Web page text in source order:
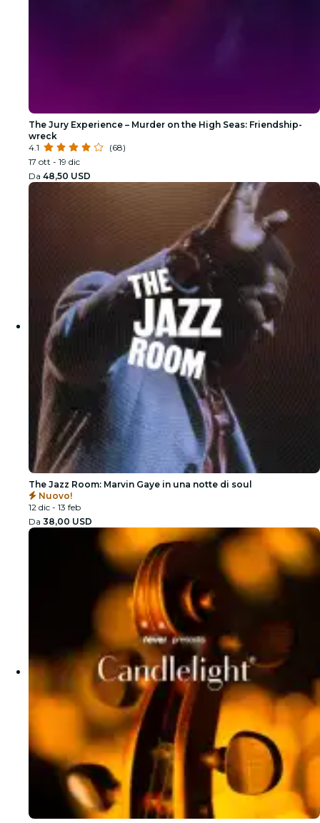
The Jury Experience – Murder on the High Seas: Friendship-
wreck
4.1
(68)
17 ott - 19 dic
Da 48,50 USD
The Jazz Room: Marvin Gaye in una notte di soul
Nuovo!
12 dic - 13 feb
Da 38,00 USD